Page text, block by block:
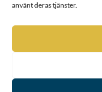
använt deras tjänster.